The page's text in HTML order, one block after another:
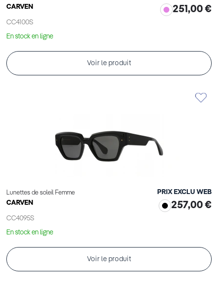
CARVEN
CC4100S
251,00 €
En stock en ligne
Voir le produit
Lunettes de soleil Femme
CARVEN
CC4095S
PRIX EXCLU WEB
257,00 €
En stock en ligne
Voir le produit